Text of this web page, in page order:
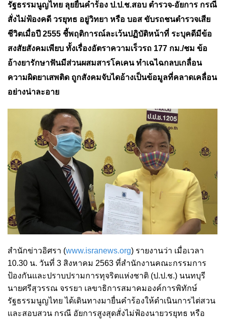
รัฐธรรมนูญไทย ลุยยื่นคำร้อง ป.ป.ช.สอบ ตำรวจ-อัยการ กรณี
สั่งไม่ฟ้องคดี วรยุทธ อยู่วิทยา หรือ บอส ขับรถชนตำรวจเสีย
ชีวิตเมื่อปี 2555 ชี้พฤติการณ์ละเว้นปฏิบัติหน้าที่ ระบุคดีมีข้อ
สงสัยสังคมเพียบ ทั้งเรื่องอัตราความเร็วรถ 177 กม./ชม ข้อ
อ้างยารักษาฟันมีส่วนผสมสารโคเคน ทำเฉไฉกลบเกลื่อน
ความผิดยาเสพติด ถูกสังคมจับไดอ้างเป็นข้อมูลที่คลาดเคลื่อน
อย่างน่าละอาย
สำนักข่าวอิศรา (www.isranews.org) รายงานว่า เมื่อเวลา
10.30 น. วันที่ 3 สิงหาคม 2563 ที่สำนักงานคณะกรรมการ
ป้องกันและปราบปรามการทุจริตแห่งชาติ (ป.ป.ช.) นนทบุรี
นายศรีสุวรรณ จรรยา เลขาธิการสมาคมองค์การพิทักษ์
รัฐธรรมนูญไทย ได้เดินทางมายื่นคำร้องให้ดำเนินการไต่สวน
และสอบสวน กรณี อัยการสูงสุดสั่งไม่ฟ้องนายวรยุทธ หรือ